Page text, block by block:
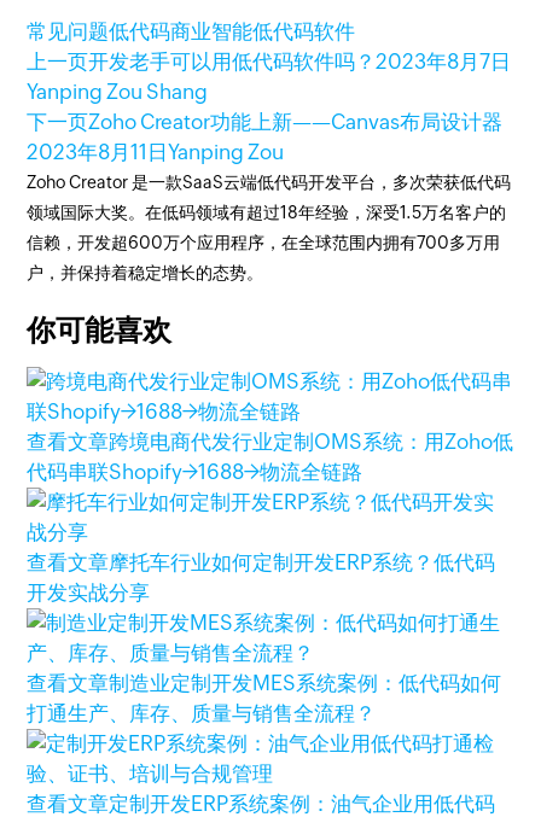
常见问题低代码商业智能低代码软件
上一页开发老手可以用低代码软件吗？2023年8月7日
Yanping Zou Shang
下一页Zoho Creator功能上新——Canvas布局设计器
2023年8月11日Yanping Zou
Zoho Creator 是一款SaaS云端低代码开发平台，多次荣获低代码
领域国际大奖。在低码领域有超过18年经验，深受1.5万名客户的
信赖，开发超600万个应用程序，在全球范围内拥有700多万用
户，并保持着稳定增长的态势。
你可能喜欢
查看文章跨境电商代发行业定制OMS系统：用Zoho低
代码串联Shopify→1688→物流全链路
查看文章摩托车行业如何定制开发ERP系统？低代码
开发实战分享
查看文章制造业定制开发MES系统案例：低代码如何
打通生产、库存、质量与销售全流程？
查看文章定制开发ERP系统案例：油气企业用低代码